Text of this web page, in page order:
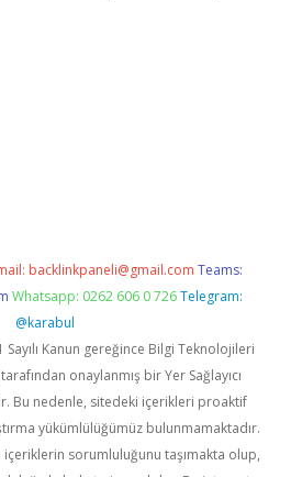
backlinkpaneli@gmail.com Teams:
Whatsapp: 0262 606 0 726 Telegram:
@karabul
Sayılı Kanun gereğince Bilgi Teknolojileri
onaylanmış bir Yer Sağlayıcı
Bu nedenle, sitedeki içerikleri proaktif
yükümlülüğümüz bulunmamaktadır.
içeriklerin sorumluluğunu taşımakta olup,